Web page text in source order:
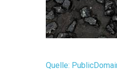
Quelle: